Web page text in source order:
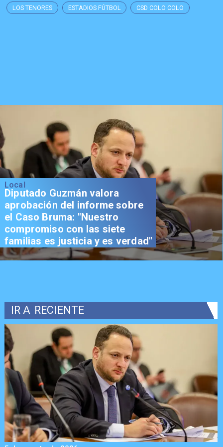
LOS TENORES ESTADIOS FÚTBOL CSD COLO COLO
Local
Diputado Guzmán valora
aprobación del informe sobre
el Caso Bruma: "Nuestro
compromiso con las siete
familias es justicia y es verdad"
IR A RECIENTE